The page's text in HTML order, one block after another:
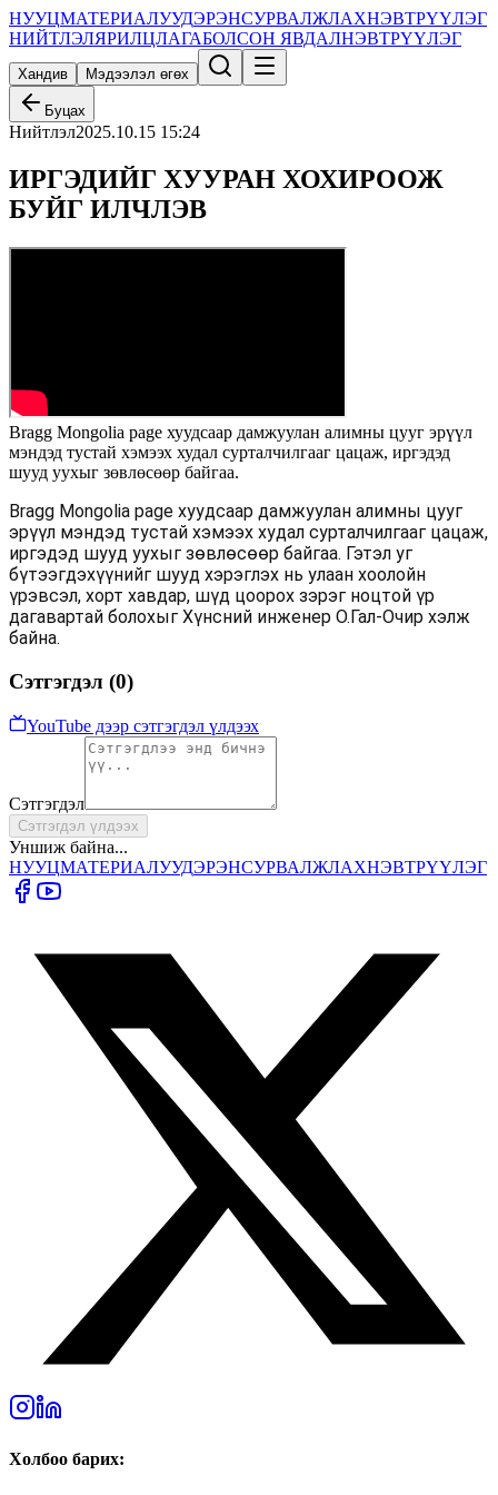
НУУЦМАТЕРИАЛУУДЭРЭНСУРВАЛЖЛАХНЭВТРҮҮЛЭГ
НИЙТЛЭЛЯРИЛЦЛАГАБОЛСОН ЯВДАЛНЭВТРҮҮЛЭГ
Хандив Мэдээлэл өгөх
Буцах
Нийтлэл2025.10.15 15:24
ИРГЭДИЙГ ХУУРАН ХОХИРООЖ
БУЙГ ИЛЧЛЭВ
Bragg Mongolia page хуудсаар дамжуулан алимны цууг эрүүл
мэндэд тустай хэмээх худал сурталчилгааг цацаж, иргэдэд
шууд уухыг зөвлөсөөр байгаа.
Bragg Mongolia page хуудсаар дамжуулан алимны цууг
эрүүл мэндэд тустай хэмээх худал сурталчилгааг цацаж,
иргэдэд шууд уухыг зөвлөсөөр байгаа. Гэтэл уг
бүтээгдэхүүнийг шууд хэрэглэх нь улаан хоолойн
үрэвсэл, хорт хавдар, шүд цоорох зэрэг ноцтой үр
дагавартай болохыг Хүнсний инженер О.Гал-Очир хэлж
байна.
Сэтгэгдэл (0)
YouTube дээр сэтгэгдэл үлдээх
Сэтгэгдэл
Сэтгэгдэл үлдээх
Уншиж байна...
НУУЦМАТЕРИАЛУУДЭРЭНСУРВАЛЖЛАХНЭВТРҮҮЛЭГ
Холбоо барих: